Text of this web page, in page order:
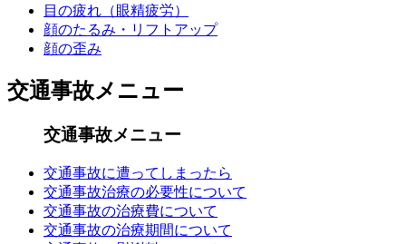
目の疲れ（眼精疲労）
顔のたるみ・リフトアップ
顔の歪み
交通事故メニュー
交通事故メニュー
交通事故に遭ってしまったら
交通事故治療の必要性について
交通事故の治療費について
交通事故の治療期間について